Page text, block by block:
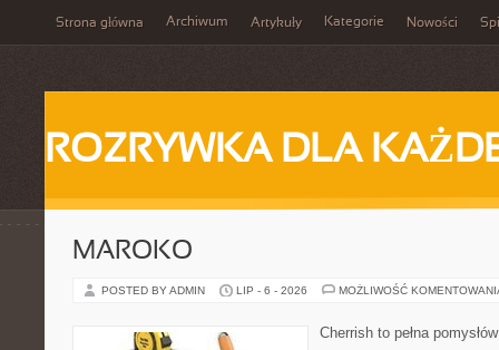
Strona główna Archiwum Artykuły Kategorie Nowości
ROZRYWKA DLA
MAROKO
POSTED BY ADMIN LIP - 6 - 2026 MOŻLIWOŚĆ
Cherrish to pełna